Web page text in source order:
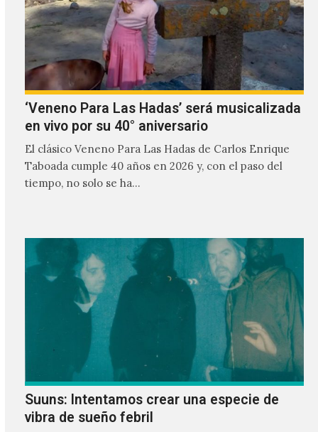
‘Veneno Para Las Hadas’ será musicalizada
en vivo por su 40° aniversario
El clásico Veneno Para Las Hadas de Carlos Enrique
Taboada cumple 40 años en 2026 y, con el paso del
tiempo, no solo se ha…
Suuns: Intentamos crear una especie de
vibra de sueño febril